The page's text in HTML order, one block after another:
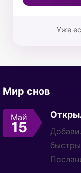
Уже
Мир снов
Май
15